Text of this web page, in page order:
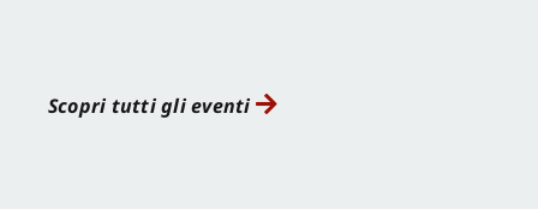
Scopri tutti gli eventi